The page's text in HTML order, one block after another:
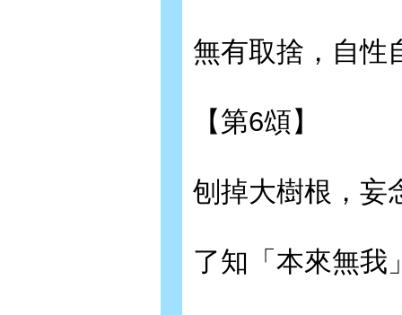
無有取捨，自性
【第6頌】
刨掉大樹根，妄
了知「本來無我